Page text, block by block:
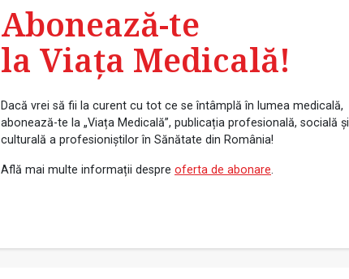
Abonează-te
la Viața Medicală!
Dacă vrei să fii la curent cu tot ce se întâmplă în lumea medicală,
abonează-te la „Viața Medicală”, publicația profesională, socială și
culturală a profesioniștilor în Sănătate din România!
Află mai multe informații despre oferta de abonare.